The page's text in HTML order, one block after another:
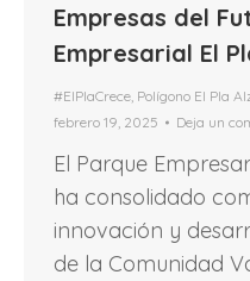
Empresas del
Empresarial El
#ElPlaCrece, Polígono El Pla
febrero 19, 2025
Deja un
El Parque
ha consolidado
innovación y
de la Comunidad